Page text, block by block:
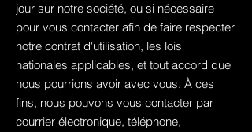
jour sur notre société, ou si nécessaire
pour vous contacter afin de faire respecter
notre contrat d'utilisation, les lois
nationales applicables, et tout accord que
nous pourrions avoir avec vous. À ces
fins, nous pouvons vous contacter par
courrier électronique, téléphone,